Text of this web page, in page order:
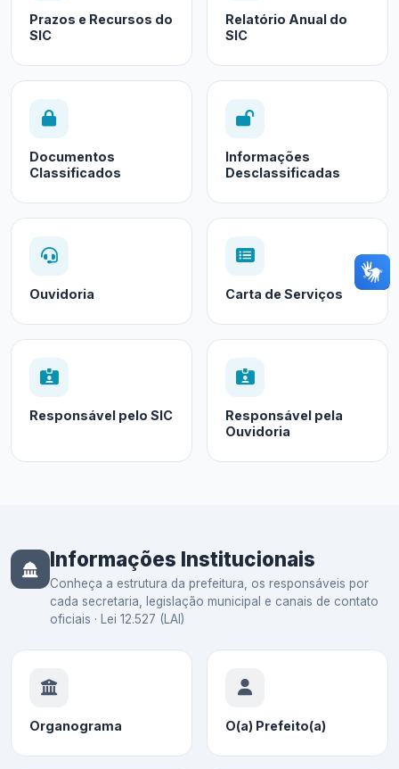
Prazos e Recursos do
SIC
Relatório Anual do
SIC
Documentos
Classificados
Informações
Desclassificadas
Ouvidoria Carta de Serviços
Responsável pelo SIC
Responsável pela
Ouvidoria
Informações Institucionais
Conheça a estrutura da prefeitura, os responsáveis por
cada secretaria, legislação municipal e canais de contato
oficiais · Lei 12.527 (LAI)
Organograma O(a) Prefeito(a)